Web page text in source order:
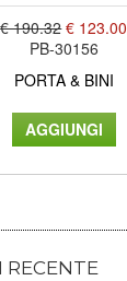
€ 190.32 € 123.00
PB-30156
PORTA & BINI